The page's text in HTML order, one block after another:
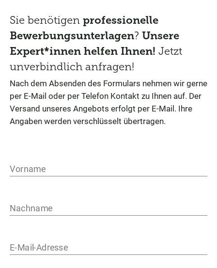
Sie benötigen professionelle
Bewerbungsunterlagen? Unsere
Expert*innen helfen Ihnen! Jetzt
unverbindlich anfragen!
Nach dem Absenden des Formulars nehmen wir gerne
per E-Mail oder per Telefon Kontakt zu Ihnen auf. Der
Versand unseres Angebots erfolgt per E-Mail. Ihre
Angaben werden verschlüsselt übertragen.
Vorname
Nachname
E-Mail-Adresse